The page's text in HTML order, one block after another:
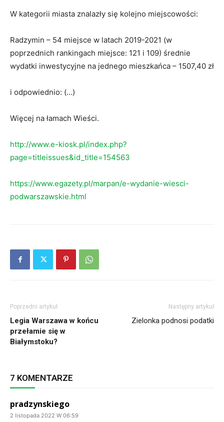
W kategorii miasta znalazły się kolejno miejscowości:
Radzymin – 54 miejsce w latach 2019-2021 (w
poprzednich rankingach miejsce: 121 i 109) średnie
wydatki inwestycyjne na jednego mieszkańca – 1507,40 zł
i odpowiednio: (…)
Więcej na łamach Wieści.
http://www.e-kiosk.pl/index.php?
page=titleissues&id_title=154563
https://www.egazety.pl/marpan/e-wydanie-wiesci-
podwarszawskie.html
Poprzedni artykuł
Legia Warszawa w końcu
przełamie się w
Białymstoku?
Następny artykuł
Zielonka podnosi podatki
7 KOMENTARZE
pradzynskiego
2 listopada 2022 W 06:59